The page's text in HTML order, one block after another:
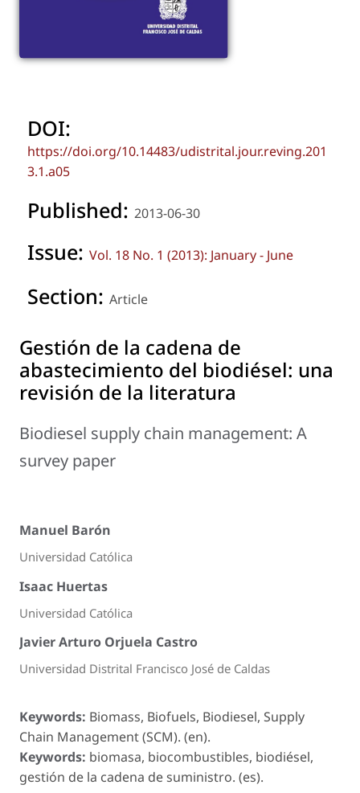
DOI:
https://doi.org/10.14483/udistrital.jour.reving.201
3.1.a05
Published: 2013-06-30
Issue: Vol. 18 No. 1 (2013): January - June
Section: Article
Gestión de la cadena de
abastecimiento del biodiésel: una
revisión de la literatura
Biodiesel supply chain management: A
survey paper
Manuel Barón
Universidad Católica
Isaac Huertas
Universidad Católica
Javier Arturo Orjuela Castro
Universidad Distrital Francisco José de Caldas
Keywords: Biomass, Biofuels, Biodiesel, Supply
Chain Management (SCM). (en).
Keywords: biomasa, biocombustibles, biodiésel,
gestión de la cadena de suministro. (es).